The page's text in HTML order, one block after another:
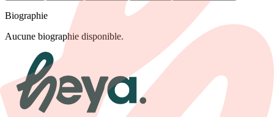
Biographie
Aucune biographie disponible.